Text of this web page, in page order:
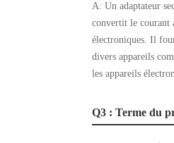
A: Un adaptateur
convertit le courant
électroniques. Il
divers appareils
les appareils
Q3 : Terme du